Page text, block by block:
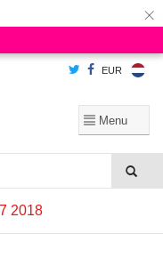
×
EUR
2018
Is dat akkoord?
Ja